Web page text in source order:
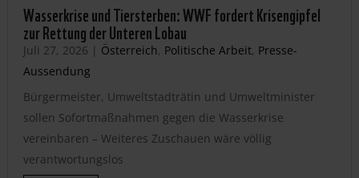
Wasserkrise und Tiersterben: WWF fordert Krisengipfel
zur Rettung der Unteren Lobau
Juli 27, 2026 | Österreich, Politische Arbeit, Presse-
Aussendung
Bürgermeister, Umweltstadträtin und Umweltminister
sollen Sofortmaßnahmen gegen die Wasserkrise
vereinbaren – Weiteres Zuschauen wäre völlig
verantwortungslos